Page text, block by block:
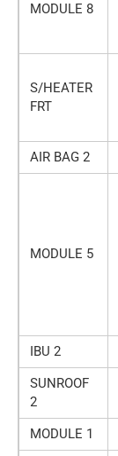
MODULE 8
S/HEATER
FRT
AIR BAG 2
MODULE 5
IBU 2
SUNROOF
2
MODULE 1